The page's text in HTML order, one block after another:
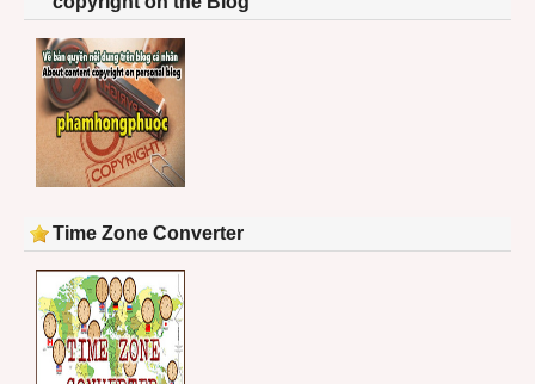
Time Zone Converter